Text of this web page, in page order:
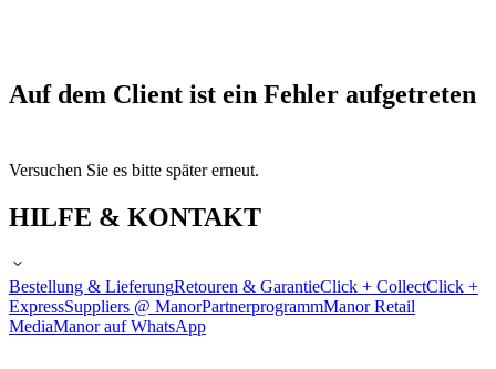
Auf dem Client ist ein Fehler aufgetreten
Versuchen Sie es bitte später erneut.
HILFE & KONTAKT
Bestellung & LieferungRetouren & GarantieClick + CollectClick +
ExpressSuppliers @ ManorPartnerprogrammManor Retail
MediaManor auf WhatsApp